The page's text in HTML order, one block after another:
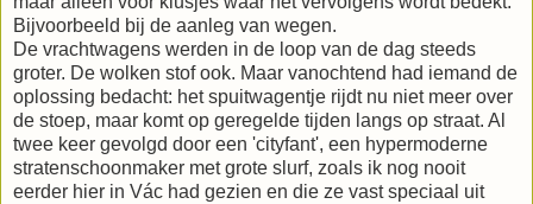
Bijvoorbeeld bij de aanleg van wegen.
De vrachtwagens werden in de loop van de dag steeds
groter. De wolken stof ook. Maar vanochtend had iemand de
oplossing bedacht: het spuitwagentje rijdt nu niet meer over
de stoep, maar komt op geregelde tijden langs op straat. Al
twee keer gevolgd door een 'cityfant', een hypermoderne
stratenschoonmaker met grote slurf, zoals ik nog nooit
eerder hier in Vác had gezien en die ze vast speciaal uit